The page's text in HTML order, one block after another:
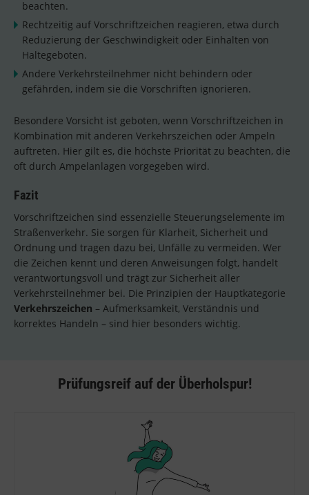
beachten.
Rechtzeitig auf Vorschriftzeichen reagieren, etwa durch
Reduzierung der Geschwindigkeit oder Einhalten von
Haltegeboten.
Andere Verkehrsteilnehmer nicht behindern oder
gefährden, indem sie die Vorschriften ignorieren.
Besondere Vorsicht ist geboten, wenn Vorschriftzeichen in
Kombination mit anderen Verkehrszeichen oder Ampeln
auftreten. Hier gilt es, die höchste Priorität zu beachten, die
oft durch Ampelanlagen vorgegeben wird.
Fazit
Vorschriftzeichen sind essenzielle Steuerungselemente im
Straßenverkehr. Sie sorgen für Klarheit, Sicherheit und
Ordnung und tragen dazu bei, Unfälle zu vermeiden. Wer
die Zeichen kennt und deren Anweisungen folgt, handelt
verantwortungsvoll und trägt zur Sicherheit aller
Verkehrsteilnehmer bei. Die Prinzipien der Hauptkategorie
Verkehrszeichen – Aufmerksamkeit, Verständnis und
korrektes Handeln – sind hier besonders wichtig.
Prüfungsreif auf der Überholspur!